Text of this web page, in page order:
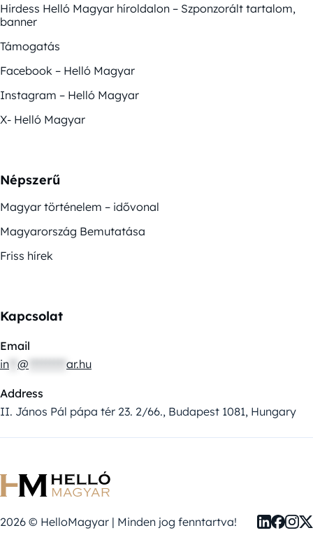
Hirdess Helló Magyar híroldalon – Szponzorált tartalom,
banner
Támogatás
Facebook – Helló Magyar
Instagram – Helló Magyar
X- Helló Magyar
Népszerű
Magyar történelem – idővonal
Magyarország Bemutatása
Friss hírek
Kapcsolat
Email
in @ ar.hu
Address
II. János Pál pápa tér 23. 2/66., Budapest 1081, Hungary
2026 © HelloMagyar | Minden jog fenntartva!